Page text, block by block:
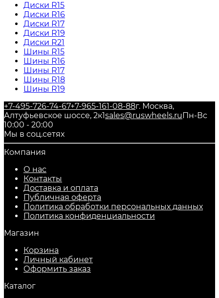
Диски R15
Диски R16
Диски R17
Диски R19
Диски R21
Шины R15
Шины R16
Шины R17
Шины R18
Шины R19
+7-495-726-74-67+7-965-161-08-88г. Москва,
Алтуфьевское шоссе, 2к1sales@ruswheels.ru Пн-Вс
10:00 - 20:00
Мы в соц.сетях
Компания
О нас
Контакты
Доставка и оплата
Публичная оферта
Политика обработки персональных данных
​Политика конфиденциальности
Магазин
Корзина
Личный кабинет
Оформить заказ
Каталог